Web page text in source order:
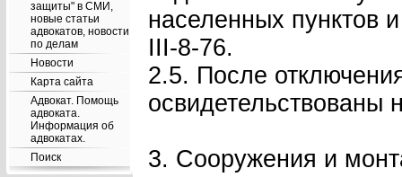
защиты" в СМИ,
новые статьи
адвокатов, новости
по делам
Новости
Карта сайта
Адвокат. Помощь
адвоката.
Информация об
адвокатах.
Поиск
населенных пунктов
III-8-76.
2.5. После
освидетельствованы
3. Сооружения и